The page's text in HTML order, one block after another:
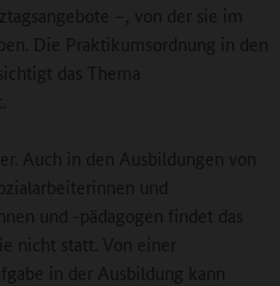
–, von der sie im
Die Praktikumsordnung in den
das Thema
Auch in den Ausbildungen von
und
und -pädagogen findet das
nicht statt. Von einer
in der Ausbildung kann